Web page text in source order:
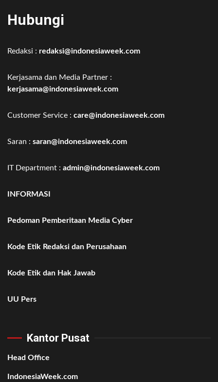
Hubungi
Redaksi : redaksi@indonesiaweek.com
Kerjasama dan Media Partner :
kerjasama@indonesiaweek.com
Customer Service : care@indonesiaweek.com
Saran : saran@indonesiaweek.com
IT Department : admin@indonesiaweek.com
INFORMASI
Pedoman Pemberitaan Media Cyber
Kode Etik Redaksi dan Perusahaan
Kode Etik dan Hak Jawab
UU Pers
Kantor Pusat
Head Office
IndonesiaWeek.com